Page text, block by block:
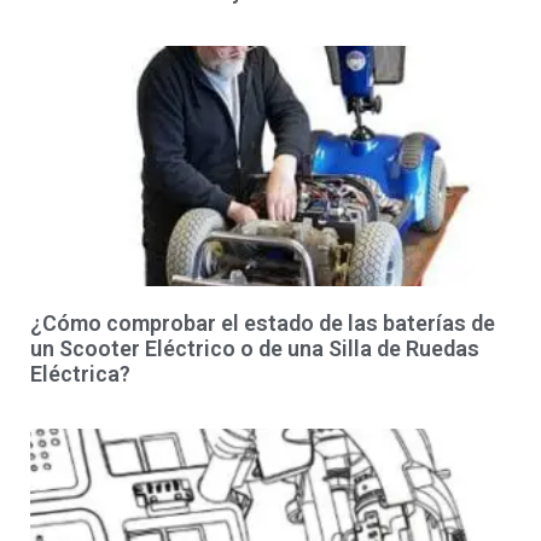
¿Cómo comprobar el estado de las baterías de
un Scooter Eléctrico o de una Silla de Ruedas
Eléctrica?